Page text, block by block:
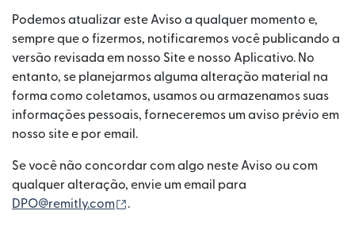
Podemos atualizar este Aviso a qualquer momento e,
sempre que o fizermos, notificaremos você publicando a
versão revisada em nosso Site e nosso Aplicativo. No
entanto, se planejarmos alguma alteração material na
forma como coletamos, usamos ou armazenamos suas
informações pessoais, forneceremos um aviso prévio em
nosso site e por email.
Se você não concordar com algo neste Aviso ou com
qualquer alteração, envie um email para
DPO@remitly.com
.